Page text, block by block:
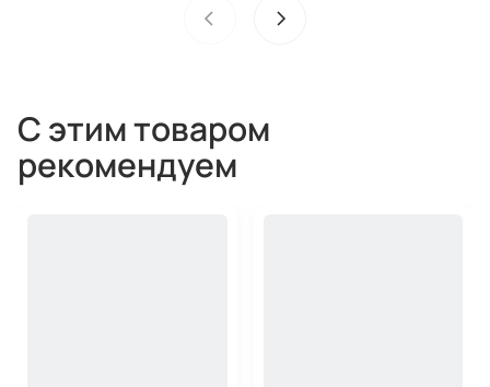
С этим товаром
рекомендуем